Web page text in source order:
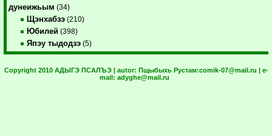
дунеижьым (34)
Щэнхабзэ (210)
Юбилей (398)
Япэу тыдодзэ (5)
Copyright 2010 АДЫГЭ ПСАЛЪЭ | autor: Пщыбыхь Рустам:comik-07@mail.ru | e-
mail: adyghe@mail.ru